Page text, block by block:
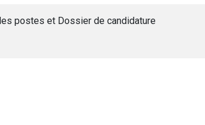
postes et Dossier de candidature